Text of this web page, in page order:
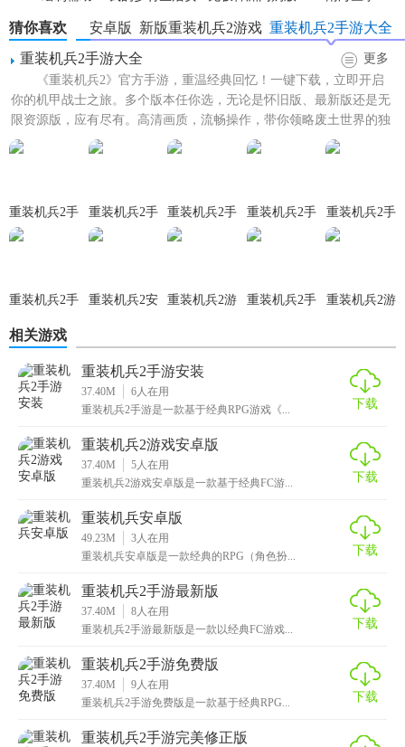
卓版
猜你喜欢 重装机兵2手游大全
新版重装机兵2游戏
重装机兵2安卓版
重装机兵2手游大全
更多
《重装机兵2》官方手游，重温经典回忆！一键下载，立即开启
你的机甲战士之旅。多个版本任你选，无论是怀旧版、最新版还是无
限资源版，应有尽有。高清画质，流畅操作，带你领略废土世界的独
特魅力。加入我们的机甲战...
重装机兵2手
游完美修正
重装机兵2手
游直装版
重装机兵2手
游最新版
重装机兵2手
重装机兵2手
游单机版
重装机兵2手
重装机兵2安
重装机兵2游
重装机兵2手
重装机兵2游
相关游戏
重装机兵2手游安装
37.40M 6人在用
重装机兵2手游是一款基于经典RPG游戏《...
下载
重装机兵2游戏安卓版
37.40M 5人在用
重装机兵2游戏安卓版是一款基于经典FC游...
下载
重装机兵安卓版
49.23M 3人在用
重装机兵安卓版是一款经典的RPG（角色扮...
下载
重装机兵2手游最新版
37.40M 8人在用
重装机兵2手游最新版是一款以经典FC游戏...
下载
重装机兵2手游免费版
37.40M 9人在用
重装机兵2手游免费版是一款基于经典RPG...
下载
重装机兵2手游完美修正版